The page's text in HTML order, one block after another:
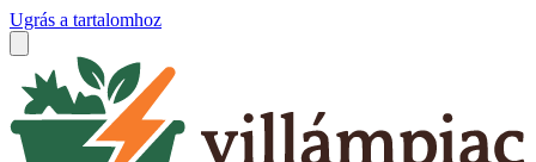
Ugrás a tartalomhoz